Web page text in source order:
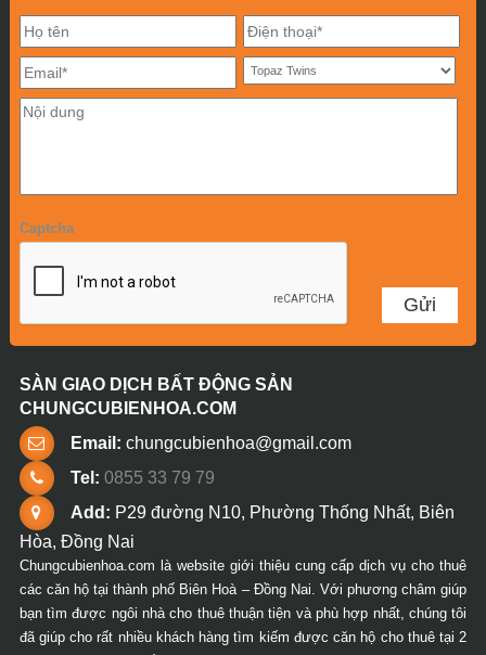
Captcha
SÀN GIAO DỊCH BẤT ĐỘNG SẢN
CHUNGCUBIENHOA.COM
Email: chungcubienhoa@gmail.com
Tel: 0855 33 79 79
Add: P29 đường N10, Phường Thống Nhất, Biên
Hòa, Đồng Nai
Chungcubienhoa.com là website giới thiệu cung cấp dịch vụ cho thuê
các căn hộ tại thành phố Biên Hoà – Đồng Nai. Với phương châm giúp
bạn tìm được ngôi nhà cho thuê thuận tiện và phù hợp nhất, chúng tôi
đã giúp cho rất nhiều khách hàng tìm kiếm được căn hộ cho thuê tại 2